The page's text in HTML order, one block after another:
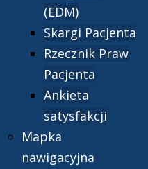
(EDM)
Skargi Pacjenta
Rzecznik Praw
Pacjenta
Ankieta
satysfakcji
Mapka
nawigacyjna